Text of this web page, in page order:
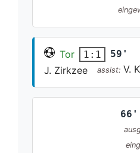
Tor 1:1 59'
J. Zirkzee assist: V.
66'